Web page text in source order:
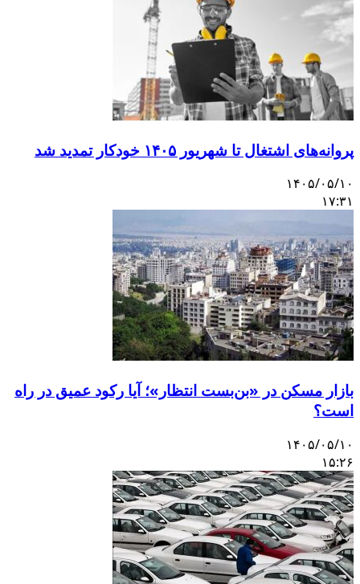
پروانه‌های اشتغال تا شهریور ۱۴۰۵ خودکار تمدید شد
۱۴۰۵/۰۵/۱۰
۱۷:۳۱
بازار مسکن در «بن‌بست انتظار»؛ آیا رکود عمیق در راه
است؟
۱۴۰۵/۰۵/۱۰
۱۵:۲۶